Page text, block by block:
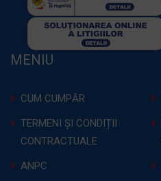
MENIU
CUM CUMPĂR
TERMENI ȘI CONDIȚII
CONTRACTUALE
ANPC